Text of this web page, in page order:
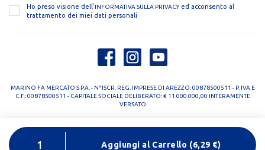
Aggiungi al Carrello (6,29 €)
Ho preso visione dell'INFORMATIVA SULLA PRIVACYed acconsento al
trattamento dei miei dati personali
MARINO FA MERCATO S.P.A. - N° ISCR. REG. IMPRESE DI AREZZO: 00878500511 - P. IVA E
C.F.: 00878500511 - CAPITALE SOCIALE DELIBERATO: € 11.000.000,00 INTERAMENTE
VERSATO
PRIVACY POLICY COOKIE POLICY